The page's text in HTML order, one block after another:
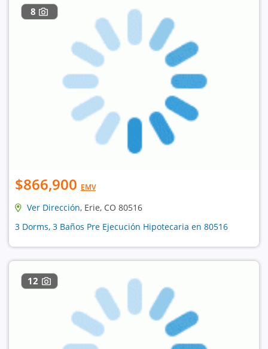
8
$866,900 EMV
Ver Dirección, Erie, CO 80516
3 Dorms, 3 Baños Pre Ejecución Hipotecaria en 80516
12